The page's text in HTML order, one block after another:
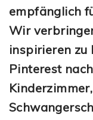
empfänglich
Wir
inspirieren zu
Pinterest